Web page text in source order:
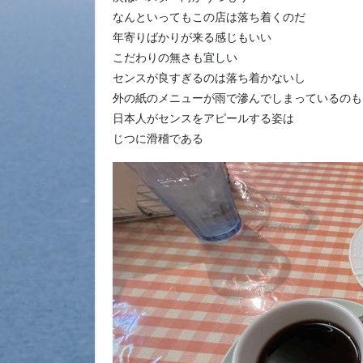
なんといってもこの店は落ち着くのだ
年寄りばかりが来る感じもいい
こだわりの無さも宜しい
センスが良すぎるのは落ち着かないし
外の紙のメニューが雨で滲んでしまっているの
日本人がセンスをアピールする姿は
じつに滑稽である